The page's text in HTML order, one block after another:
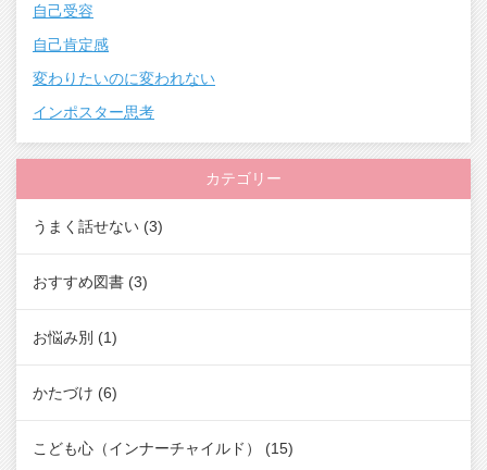
自己受容
自己肯定感
変わりたいのに変われない
インポスター思考
カテゴリー
うまく話せない (3)
おすすめ図書 (3)
お悩み別 (1)
かたづけ (6)
こども心（インナーチャイルド） (15)